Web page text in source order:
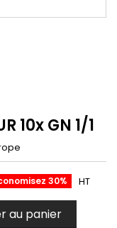
10x GN 1/1
30% HT
au panier